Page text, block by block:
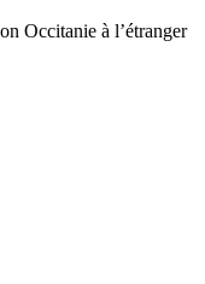
Occitanie à l’étranger